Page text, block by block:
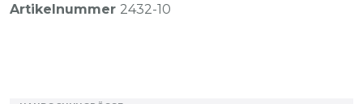
Artikelnummer 2432-10